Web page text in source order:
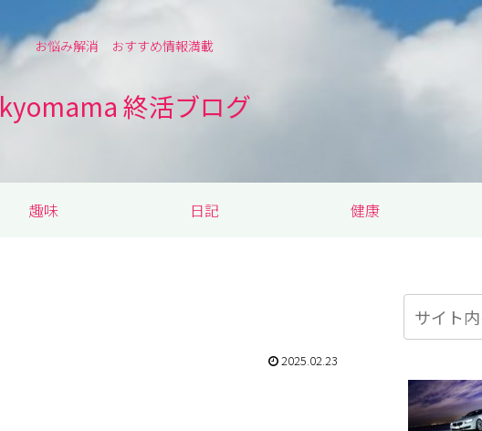
お悩み解消 おすすめ情報満載
kyomama 終活ブログ
趣味 日記 健康
2025.02.23